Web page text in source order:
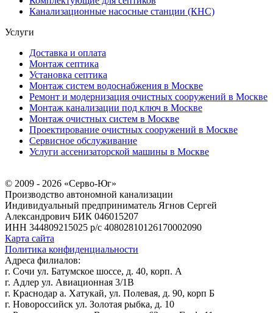
Канализационные насосные станции (КНС)
Услуги
Доставка и оплата
Монтаж септика
Установка септика
Монтаж систем водоснабжения в Москве
Ремонт и модернизация очистных сооружений в Москве
Монтаж канализации под ключ в Москве
Монтаж очистных систем в Москве
Проектирование очистных сооружений в Москве
Сервисное обслуживание
Услуги ассенизаторской машины в Москве
© 2009 - 2026 «Серво-Юг»
Производство автономной канализации
Индивидуальный предприниматель Ягнов Сергей
Александрович БИК 046015207
ИНН 344809215025 р/с 40802810126170002090
Карта сайта
Политика конфиденциальности
Адреса филиалов:
г. Сочи ул. Батумское шоссе, д. 40, корп. А
г. Адлер ул. Авиационная 3/1В
г. Краснодар а. Хатукай, ул. Полевая, д. 90, корп Б
г. Новороссийск ул. Золотая рыбка, д. 10